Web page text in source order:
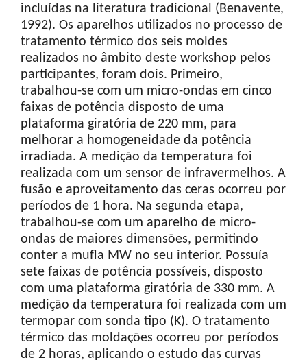
incluídas na literatura tradicional (Benavente,
1992). Os aparelhos utilizados no processo de
tratamento térmico dos seis moldes
realizados no âmbito deste workshop pelos
participantes, foram dois. Primeiro,
trabalhou-se com um micro-ondas em cinco
faixas de potência disposto de uma
plataforma giratória de 220 mm, para
melhorar a homogeneidade da potência
irradiada. A medição da temperatura foi
realizada com um sensor de infravermelhos. A
fusão e aproveitamento das ceras ocorreu por
períodos de 1 hora. Na segunda etapa,
trabalhou-se com um aparelho de micro-
ondas de maiores dimensões, permitindo
conter a mufla MW no seu interior. Possuía
sete faixas de potência possíveis, disposto
com uma plataforma giratória de 330 mm. A
medição da temperatura foi realizada com um
termopar com sonda tipo (K). O tratamento
térmico das moldações ocorreu por períodos
de 2 horas, aplicando o estudo das curvas